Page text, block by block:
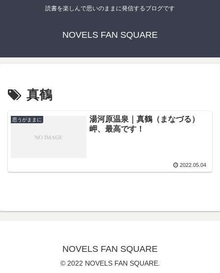
読書を楽しんで思いのままに発信するブログです
NOVELS FAN SQUARE
真鶴
思うがままに
湯河原温泉｜真鶴（まなづる）
岬、最高です！
2022.05.04
NOVELS FAN SQUARE
© 2022 NOVELS FAN SQUARE.